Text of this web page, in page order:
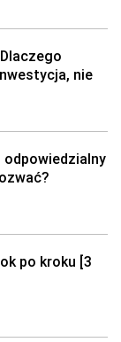
nie
odpowiedzialny
po kroku [3